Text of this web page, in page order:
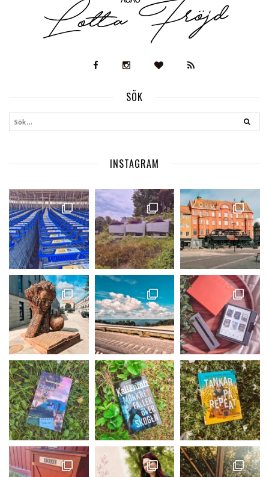
SÖK
INSTAGRAM